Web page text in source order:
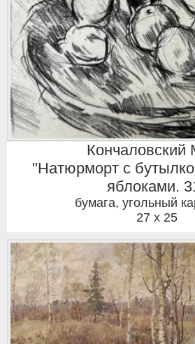
Кончаловский
"Натюрморт с
яблоками.
бумага, угольный
27 x 25